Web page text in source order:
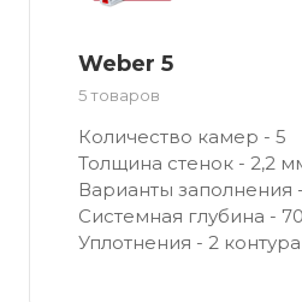
Weber 5
5 товаров
Количество камер - 5
Толщина стенок - 2,2
Варианты заполнения
Системная глубина -
Уплотнения - 2 контура